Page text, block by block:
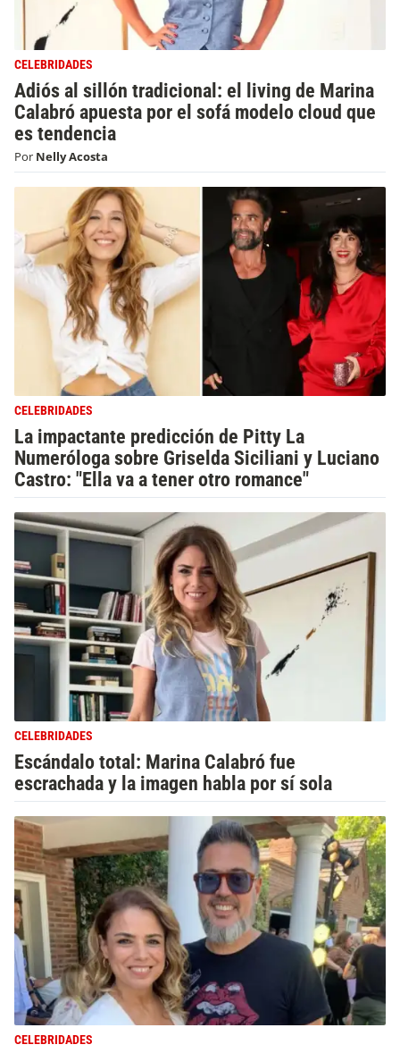
CELEBRIDADES
Adiós al sillón tradicional: el living de Marina
Calabró apuesta por el sofá modelo cloud que
es tendencia
Por Nelly Acosta
CELEBRIDADES
La impactante predicción de Pitty La
Numeróloga sobre Griselda Siciliani y Luciano
Castro: "Ella va a tener otro romance"
CELEBRIDADES
Escándalo total: Marina Calabró fue
escrachada y la imagen habla por sí sola
CELEBRIDADES